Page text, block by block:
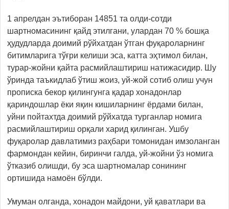
1 апрелдан эътиборан 14851 та олди-сотди
шартномасининг қайд этилгани, улардан 70 % бошқа
ҳудудларда доимий рўйхатдан ўтган фуқароларнинг
битимларига тўғри келиши эса, катта эҳтимол билан,
турар-жойни қайта расмийлаштириш натижасидир. Шу
ўринда таъкидлаб ўтиш жоиз, уй-жой сотиб олиш учун
прописка бекор қилингунга қадар хонадонлар
қариндошлар ёки яқин кишиларнинг ёрдами билан,
уйни пойтахтда доимий рўйхатда турганлар номига
расмийлаштириш орқали харид қилинган. Ушбу
фуқаролар давлатимиз раҳбари томонидан имзоланган
фармондан кейин, биринчи галда, уй-жойни ўз номига
ўтказиб олишди, бу эса шартномалар сонининг
ортишида намоён бўлди.
Умуман олганда, хонадон майдони, уй қаватлари ва